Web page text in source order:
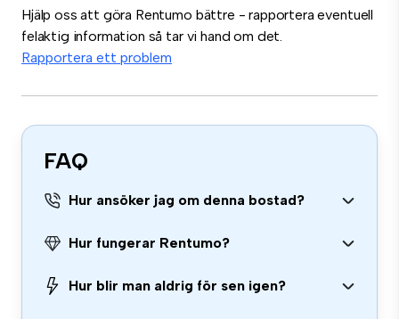
Hjälp oss att göra Rentumo bättre - rapportera eventuell
felaktig information så tar vi hand om det.
Rapportera ett problem
FAQ
Hur ansöker jag om denna bostad?
Hur fungerar Rentumo?
Hur blir man aldrig för sen igen?